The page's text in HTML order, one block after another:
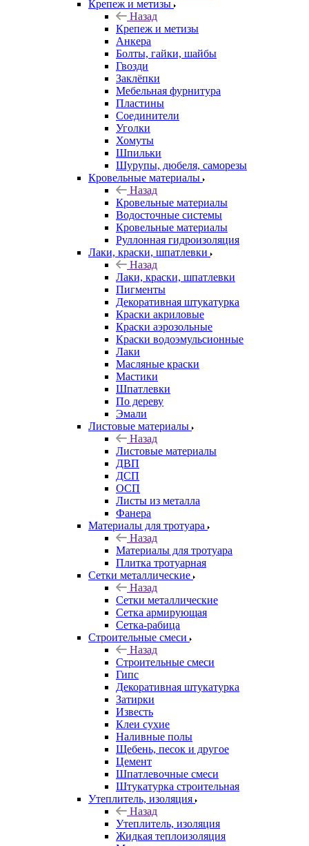
Крепеж и метизы
Назад
Крепеж и метизы
Анкера
Болты, гайки, шайбы
Гвозди
Заклёпки
Мебельная фурнитура
Пластины
Соединители
Уголки
Хомуты
Шпильки
Шурупы, дюбеля, саморезы
Кровельные материалы
Назад
Кровельные материалы
Водосточные системы
Кровельные материалы
Руллонная гидроизоляция
Лаки, краски, шпатлевки
Назад
Лаки, краски, шпатлевки
Пигменты
Декоративная штукатурка
Краски акриловые
Краски аэрозольные
Краски водоэмульсионные
Лаки
Масляные краски
Мастики
Шпатлевки
По дереву
Эмали
Листовые материалы
Назад
Листовые материалы
ДВП
ДСП
ОСП
Листы из металла
Фанера
Материалы для тротуара
Назад
Материалы для тротуара
Плитка тротуарная
Сетки металлические
Назад
Сетки металлические
Сетка армирующая
Сетка-рабица
Строительные смеси
Назад
Строительные смеси
Гипс
Декоративная штукатурка
Затирки
Известь
Клеи сухие
Наливные полы
Щебень, песок и другое
Цемент
Шпатлевочные смеси
Штукатурка строительная
Утеплитель, изоляция
Назад
Утеплитель, изоляция
Жидкая теплоизоляция